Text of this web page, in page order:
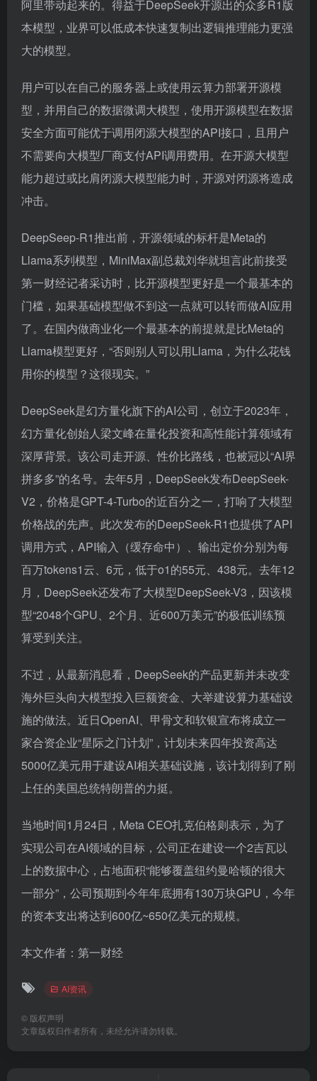
阿里带动起来的。得益于DeepSeek开源出的众多R1版
本模型，业界可以低成本快速复制出逻辑推理能力更强
大的模型。
用户可以在自己的服务器上或使用云算力部署开源模
型，并用自己的数据微调大模型，使用开源模型在数据
安全方面可能优于调用闭源大模型的API接口，且用户
不需要向大模型厂商支付API调用费用。在开源大模型
能力超过或比肩闭源大模型能力时，开源对闭源将造成
冲击。
DeepSeep-R1推出前，开源领域的标杆是Meta的
Llama系列模型，MiniMax副总裁刘华就坦言此前接受
第一财经记者采访时，比开源模型更好是一个最基本的
门槛，如果基础模型做不到这一点就可以转而做AI应用
了。在国内做商业化一个最基本的前提就是比Meta的
Llama模型更好，“否则别人可以用Llama，为什么花钱
用你的模型？这很现实。”
DeepSeek是幻方量化旗下的AI公司，创立于2023年，
幻方量化创始人梁文峰在量化投资和高性能计算领域有
深厚背景。该公司走开源、性价比路线，也被冠以“AI界
拼多多”的名号。去年5月，DeepSeek发布DeepSeek-
V2，价格是GPT-4-Turbo的近百分之一，打响了大模型
价格战的先声。此次发布的DeepSeek-R1也提供了API
调用方式，API输入（缓存命中）、输出定价分别为每
百万tokens1云、6元，低于o1的55元、438元。去年12
月，DeepSeek还发布了大模型DeepSeek-V3，因该模
型“2048个GPU、2个月、近600万美元”的极低训练预
算受到关注。
不过，从最新消息看，DeepSeek的产品更新并未改变
海外巨头向大模型投入巨额资金、大举建设算力基础设
施的做法。近日OpenAI、甲骨文和软银宣布将成立一
家合资企业“星际之门计划”，计划未来四年投资高达
5000亿美元用于建设AI相关基础设施，该计划得到了刚
上任的美国总统特朗普的力挺。
当地时间1月24日，Meta CEO扎克伯格则表示，为了
实现公司在AI领域的目标，公司正在建设一个2吉瓦以
上的数据中心，占地面积“能够覆盖纽约曼哈顿的很大
一部分”，公司预期到今年年底拥有130万块GPU，今年
的资本支出将达到600亿~650亿美元的规模。
本文作者：第一财经
AI资讯
© 版权声明
文章版权归作者所有，未经允许请勿转载。